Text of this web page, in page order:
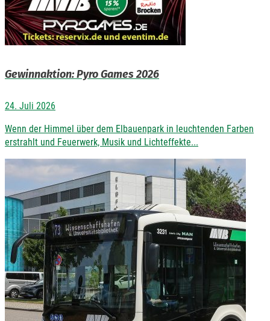
Gewinnaktion: Pyro Games 2026
24. Juli 2026
Wenn der Himmel über dem Elbauenpark in leuchtenden Farben
erstrahlt und Feuerwerk, Musik und Lichteffekte...